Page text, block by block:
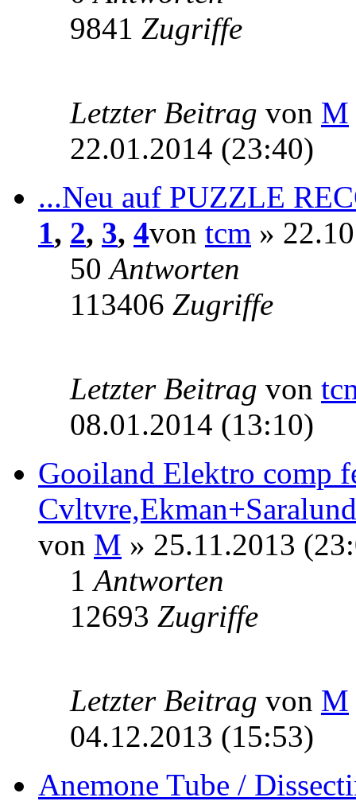
9841 Zugriffe
Letzter Beitrag von M
22.01.2014 (23:40)
...Neu auf PUZZLE
1, 2, 3, 4von tcm »
50Antworten
113406 Zugriffe
Letzter Beitrag von
08.01.2014 (13:10)
Gooiland Elektro comp
von M » 25.11.2013
1Antworten
12693 Zugriffe
Letzter Beitrag von M
04.12.2013 (15:53)
Anemone Tube /